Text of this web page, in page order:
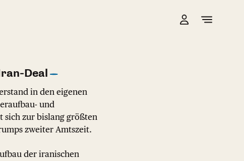
Deal
in den eigenen
und
zur bislang größten
zweiter Amtszeit.
der iranischen